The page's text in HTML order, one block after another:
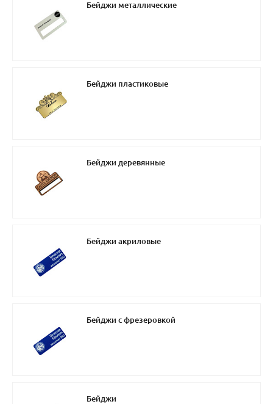
Бейджи металлические
Бейджи пластиковые
Бейджи деревянные
Бейджи акриловые
Бейджи с фрезеровкой
Бейджи